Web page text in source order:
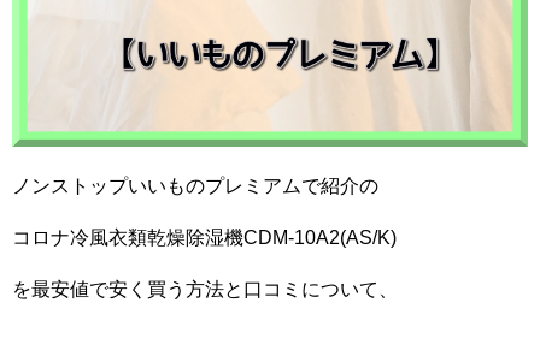
ノンストップいいものプレミアムで紹介の
コロナ冷風衣類乾燥除湿機CDM-10A2(AS/K)
を最安値で安く買う方法と口コミについて、